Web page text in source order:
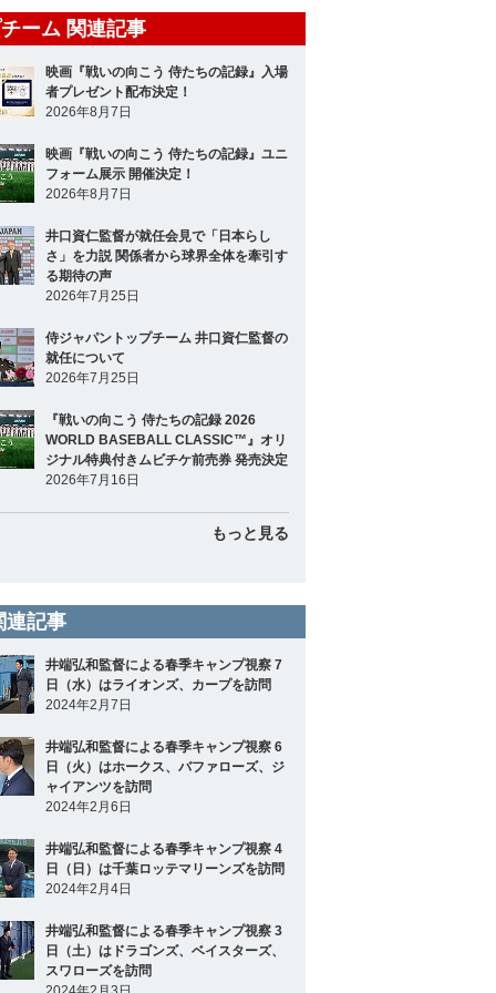
ーム 関連記事
映画『戦いの向こう 侍たちの記録』入場
者プレゼント配布決定！
2026年8月7日
映画『戦いの向こう 侍たちの記録』ユニ
フォーム展示 開催決定！
2026年8月7日
井口資仁監督が就任会見で「日本らし
さ」を力説 関係者から球界全体を牽引す
る期待の声
2026年7月25日
侍ジャパントップチーム 井口資仁監督の
就任について
2026年7月25日
『戦いの向こう 侍たちの記録 2026
WORLD BASEBALL CLASSIC™』オリ
ジナル特典付きムビチケ前売券 発売決定
2026年7月16日
もっと見る
連記事
井端弘和監督による春季キャンプ視察 7
日（水）はライオンズ、カープを訪問
2024年2月7日
井端弘和監督による春季キャンプ視察 6
日（火）はホークス、バファローズ、ジ
ャイアンツを訪問
2024年2月6日
井端弘和監督による春季キャンプ視察 4
日（日）は千葉ロッテマリーンズを訪問
2024年2月4日
井端弘和監督による春季キャンプ視察 3
日（土）はドラゴンズ、ベイスターズ、
スワローズを訪問